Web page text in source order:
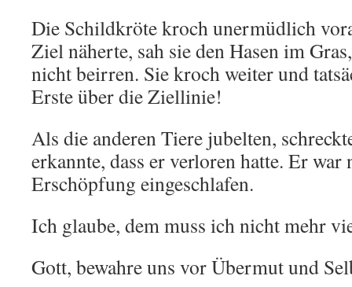
Die Schildkröte kroch unermüdlich
Ziel näherte, sah sie den Hasen im
nicht beirren. Sie kroch weiter und
Erste über die Ziellinie!
Als die anderen Tiere jubelten,
erkannte, dass er verloren hatte. Er
Erschöpfung eingeschlafen.
Ich glaube, dem muss ich nicht mehr
Gott, bewahre uns vor Übermut und